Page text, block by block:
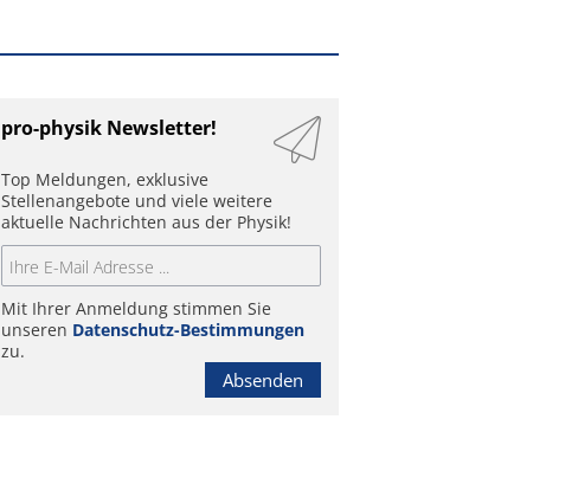
pro-physik Newsletter!
Top Meldungen, exklusive
Stellenangebote und viele weitere
aktuelle Nachrichten aus der Physik!
Mit Ihrer Anmeldung stimmen Sie
unseren Datenschutz-Bestimmungen
zu.
Absenden